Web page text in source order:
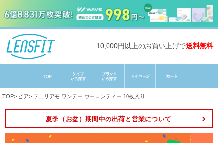
10,000円以上のお買い上げで送料無料
TOP> ピア> フェリアモ ワンデー ウーロンティー 10枚入り
夏季（お盆）期間中の出荷と営業について